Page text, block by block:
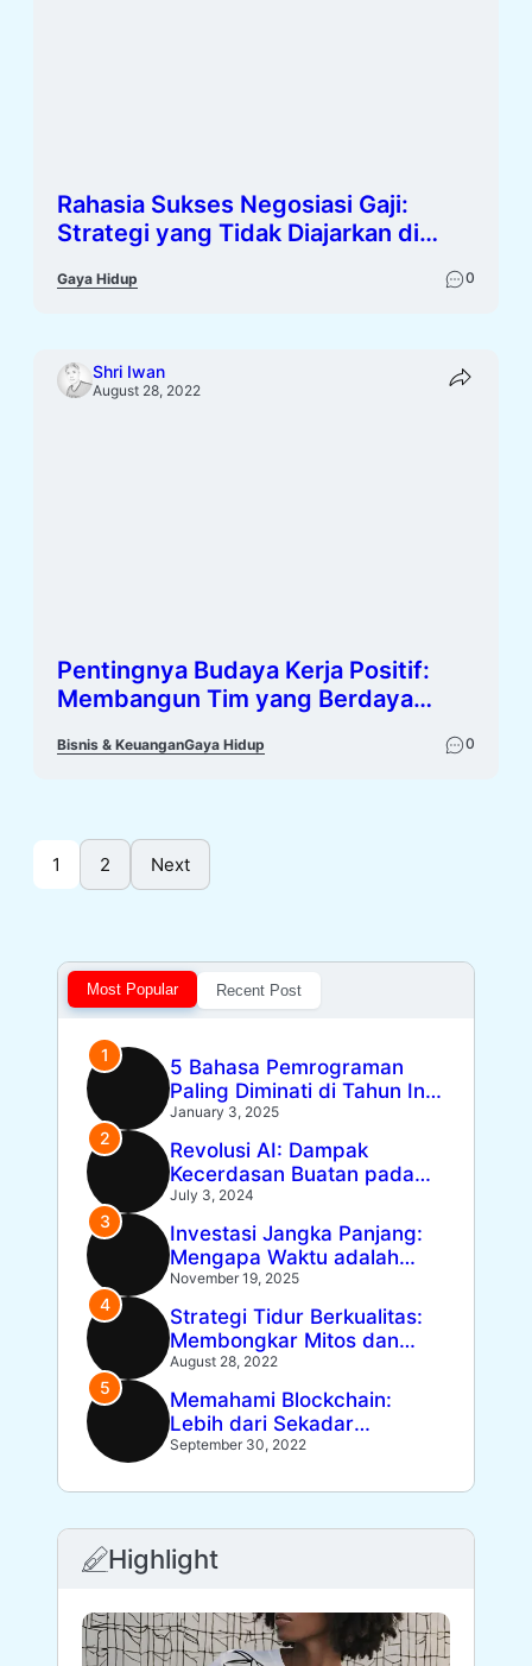
Rahasia Sukses Negosiasi Gaji:
Strategi yang Tidak Diajarkan di
Gaya Hidup 0
Shri Iwan
August 28, 2022
Pentingnya Budaya Kerja Positif:
Membangun Tim yang Berdaya
Bisnis & KeuanganGaya Hidup 0
1 2 Next
Most Popular Recent Post
5 Bahasa Pemrograman
Paling Diminati di Tahun Ini
dan Alasannya
January 3, 2025
Revolusi AI: Dampak
Kecerdasan Buatan pada
Masa Depan Pekerjaan
July 3, 2024
Investasi Jangka Panjang:
Mengapa Waktu adalah
Aset Terpenting Anda
November 19, 2025
Strategi Tidur Berkualitas:
Membongkar Mitos dan
Fakta Ilmu Tidur
August 28, 2022
Memahami Blockchain:
Lebih dari Sekadar
Cryptocurrency
September 30, 2022
Highlight